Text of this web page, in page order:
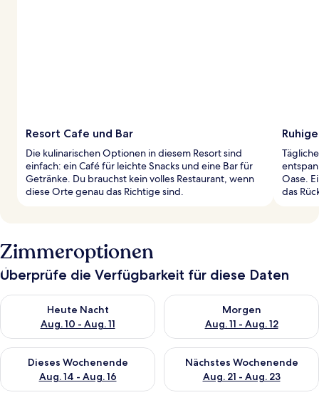
Resort Cafe und Bar
Die kulinarischen Optionen in diesem Resort sind
einfach: ein Café für leichte Snacks und eine Bar für
Getränke. Du brauchst kein volles Restaurant, wenn
diese Orte genau das Richtige sind.
Oase.
das
Zimmeroptionen
Überprüfe die Verfügbarkeit für diese Daten
Heute Nacht
Aug. 10 - Aug. 11
Überprüfe die Verfügbarkeit für heute Nacht, Aug. 10 - Aug.
Morgen
Aug. 11 - Aug. 12
Überprüfe die Verfügbarkeit
Dieses Wochenende
Aug. 14 - Aug. 16
Überprüfe die Verfügbarkeit für dieses Wochenende, Aug. 14
Nächstes Wochenende
Aug. 21 - Aug. 23
Überprüfe die Verfügbarkeit